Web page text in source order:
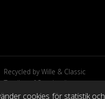
Recycled by Wille & Classic
Textiles of Sweden är
varumärken från Wasa Ecotextil
cookies för statistik och